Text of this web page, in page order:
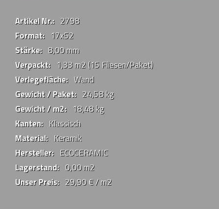
Artikel Nr.: 2798
Format: 17x52
Stärke: 8,00 mm
Verpackt: 1,33 m2 (15 Fliesen/Paket)
Verlegefläche: Wand
Gewicht / Paket: 24,58 kg
Gewicht / m2: 18,48 kg
Kanten: Klassisch
Material: Keramik
Hersteller: ECOCERAMIC
Lagerstand: 0,00 m2
Unser Preis: 29,90 € / m2